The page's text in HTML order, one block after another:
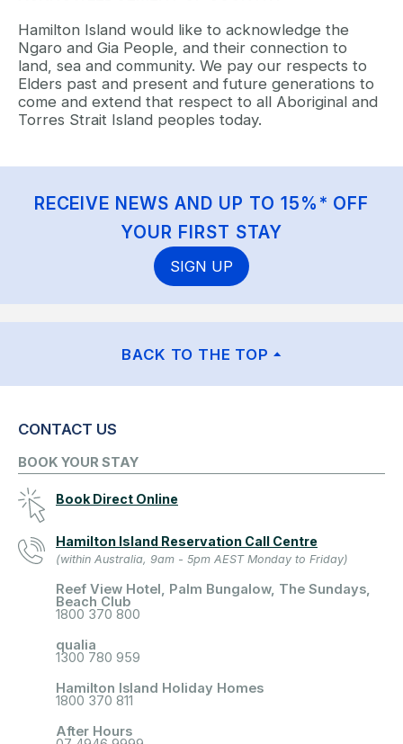
Hamilton Island would like to acknowledge the
Ngaro and Gia People, and their connection to
land, sea and community. We pay our respects to
Elders past and present and future generations to
come and extend that respect to all Aboriginal and
Torres Strait Island peoples today.
RECEIVE NEWS AND UP TO 15%* OFF
YOUR FIRST STAY
SIGN UP
BACK TO THE TOP
CONTACT US
BOOK YOUR STAY
Book Direct Online
Hamilton Island Reservation Call Centre
(within Australia, 9am - 5pm AEST Monday to Friday)
Reef View Hotel, Palm Bungalow, The Sundays,
Beach Club
1800 370 800
qualia
1300 780 959
Hamilton Island Holiday Homes
1800 370 811
After Hours